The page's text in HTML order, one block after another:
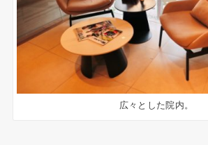
広々とした院内。